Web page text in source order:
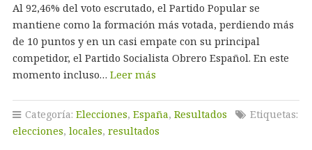
Al 92,46% del voto escrutado, el Partido Popular se
mantiene como la formación más votada, perdiendo más
de 10 puntos y en un casi empate con su principal
competidor, el Partido Socialista Obrero Español. En este
momento incluso… Leer más
Categoría: Elecciones, España, Resultados
Etiquetas:
elecciones, locales, resultados